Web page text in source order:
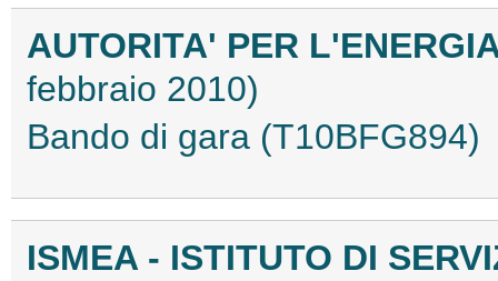
AUTORITA' PER
febbraio 2010)
Bando di gara (T10BFG894)
ISMEA - ISTITUTO DI